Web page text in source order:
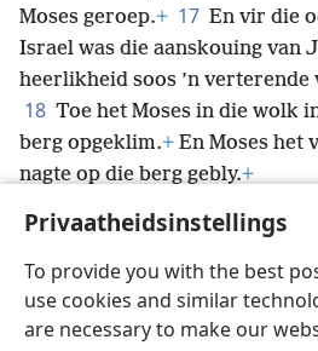
Privaatheidsinstellings
To provide you with the best
use cookies and similar
are necessary to make our
Moses geroep.+ 17 En vir die
Israel was die aanskouing van
heerlikheid soos ’n verterende
18 Toe het Moses in die wolk
berg opgeklim.+ En Moses het
nagte op die berg gebly.+
Afrikaans Deel
Copyright© 2026 Watch Tower Bible and